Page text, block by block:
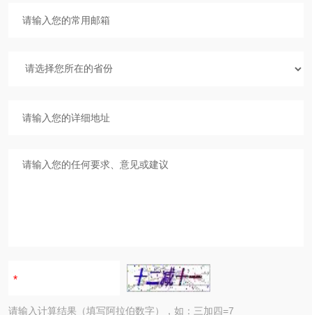
请输入计算结果（填写阿拉伯数字），如：三加四=7